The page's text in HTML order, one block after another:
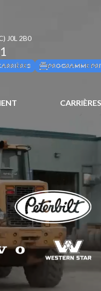
J0L 2B0
PROGRAMME
CARRIÈRES